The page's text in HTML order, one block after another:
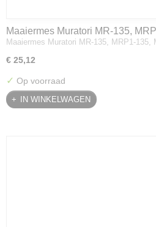
Maaiermes Muratori MR-135,
Maaiermes Muratori MR-135, MRP1-
€ 25,12
✓ Op voorraad
IN WINKELWAGEN